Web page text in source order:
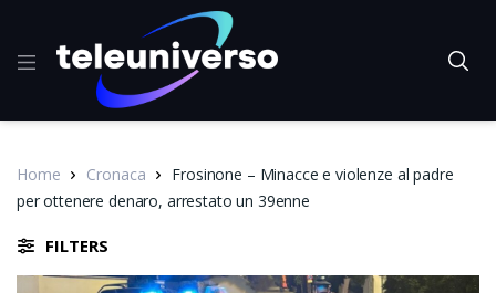
Home Cronaca
Frosinone – Minacce e violenze al padre
per ottenere denaro, arrestato un 39enne
FILTERS